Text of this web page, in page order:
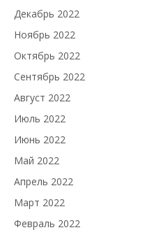
Декабрь 2022
Ноябрь 2022
Октябрь 2022
Сентябрь 2022
Август 2022
Июль 2022
Июнь 2022
Май 2022
Апрель 2022
Март 2022
Февраль 2022